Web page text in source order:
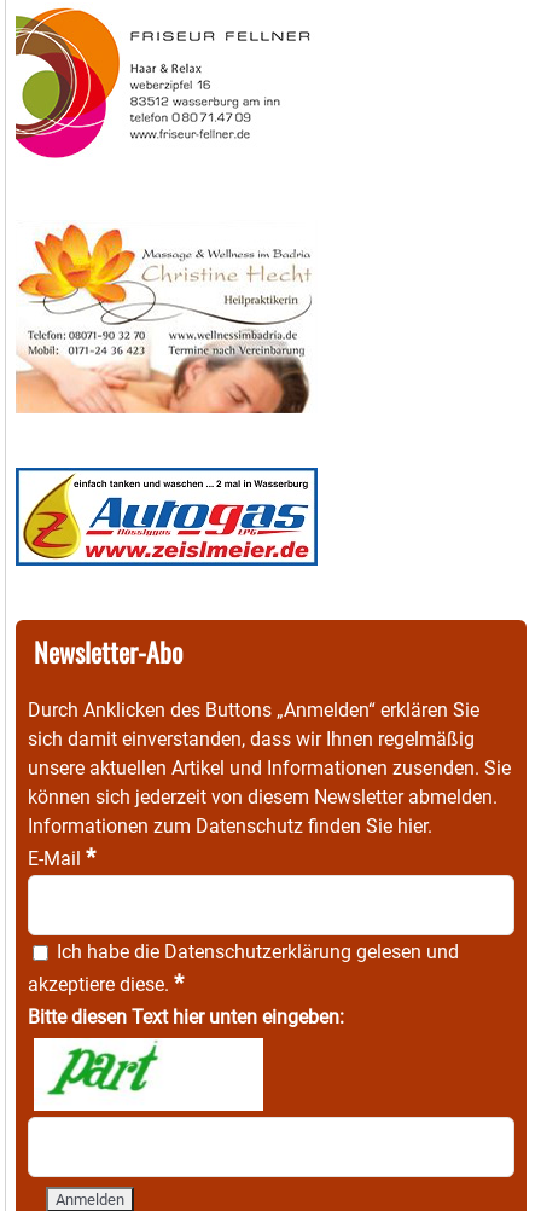
Newsletter-Abo
Durch Anklicken des Buttons „Anmelden“ erklären Sie
sich damit einverstanden, dass wir Ihnen regelmäßig
unsere aktuellen Artikel und Informationen zusenden. Sie
können sich jederzeit von diesem Newsletter abmelden.
Informationen zum Datenschutz finden Sie hier.
E-Mail *
Ich habe die Datenschutzerklärung gelesen und
akzeptiere diese. *
Bitte diesen Text hier unten eingeben: